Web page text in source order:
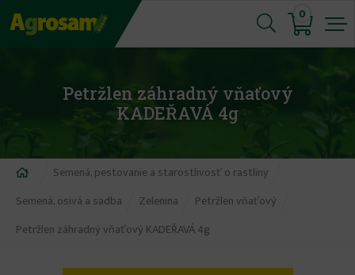
Jump
to
0
Petržlen záhradný vňaťový
KADEŘAVÁ 4g
Nachádzate
sa
tu
Semená, pestovanie a starostlivosť o rastliny
Semená, osivá a sadba
Zelenina
Petržlen vňaťový
Petržlen záhradný vňaťový KADEŘAVÁ 4g